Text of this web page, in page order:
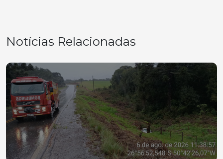
Notícias Relacionadas